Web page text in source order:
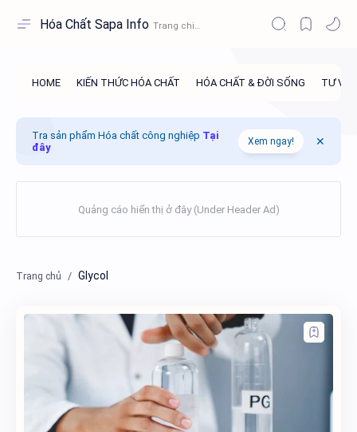
Hóa Chất Sapa Info
Tra sản phẩm Hóa chất công nghiệp Tại
đây
Xem ngay!
Glycol